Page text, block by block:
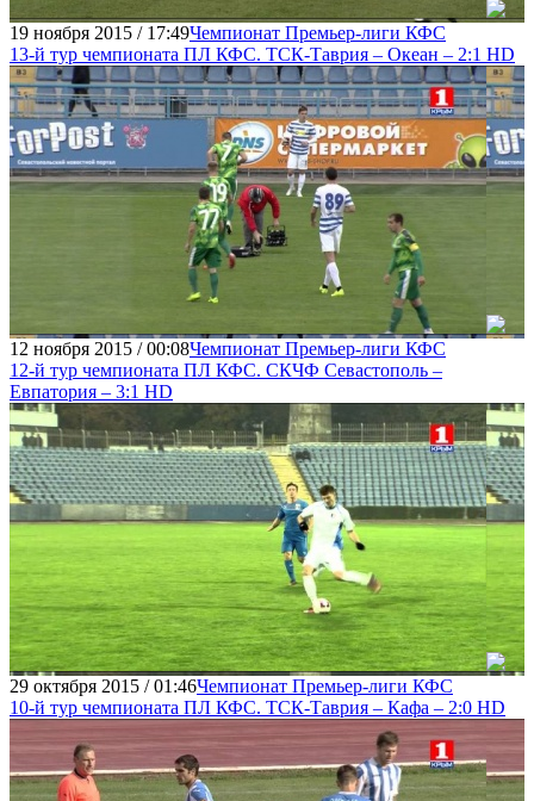
19 ноября 2015 / 17:49Чемпионат Премьер-лиги КФС
13-й тур чемпионата ПЛ КФС. ТСК-Таврия – Океан – 2:1 HD
12 ноября 2015 / 00:08Чемпионат Премьер-лиги КФС
12-й тур чемпионата ПЛ КФС. СКЧФ Севастополь –
Евпатория – 3:1 HD
29 октября 2015 / 01:46Чемпионат Премьер-лиги КФС
10-й тур чемпионата ПЛ КФС. ТСК-Таврия – Кафа – 2:0 HD